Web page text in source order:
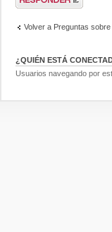
Volver a Preguntas
¿QUIÉN ESTÁ
Usuarios navegando por